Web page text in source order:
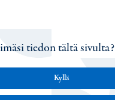
tiedon tältä sivulta?
Kyllä